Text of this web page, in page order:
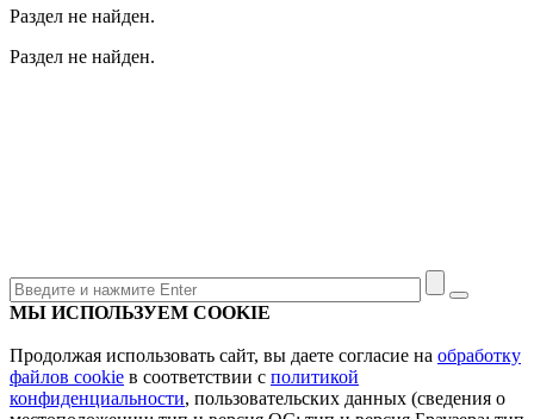
Раздел не найден.
Раздел не найден.
МЫ ИСПОЛЬЗУЕМ COOKIE
Продолжая использовать сайт, вы даете согласие на обработку
файлов cookie в соответствии с политикой
конфиденциальности, пользовательских данных (сведения о